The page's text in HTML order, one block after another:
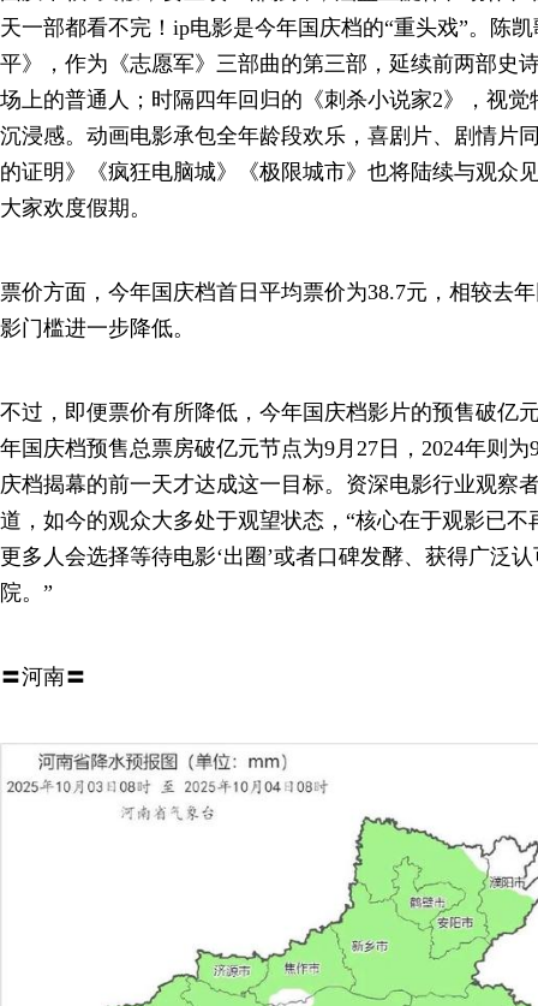
天一部都看不完！ip电影是今年国庆档的“重头戏”。陈
平》，作为《志愿军》三部曲的第三部，延续前两部史
场上的普通人；时隔四年回归的《刺杀小说家2》，视
沉浸感。动画电影承包全年龄段欢乐，喜剧片、剧情片
的证明》《疯狂电脑城》《极限城市》也将陆续与观众
大家欢度假期。
票价方面，今年国庆档首日平均票价为38.7元，相较去
影门槛进一步降低。
不过，即便票价有所降低，今年国庆档影片的预售破亿
年国庆档预售总票房破亿元节点为9月27日，2024年则为
庆档揭幕的前一天才达成这一目标。资深电影行业观察
道，如今的观众大多处于观望状态，“核心在于观影已
更多人会选择等待电影‘出圈’或者口碑发酵、获得广泛
院。”
〓河南〓